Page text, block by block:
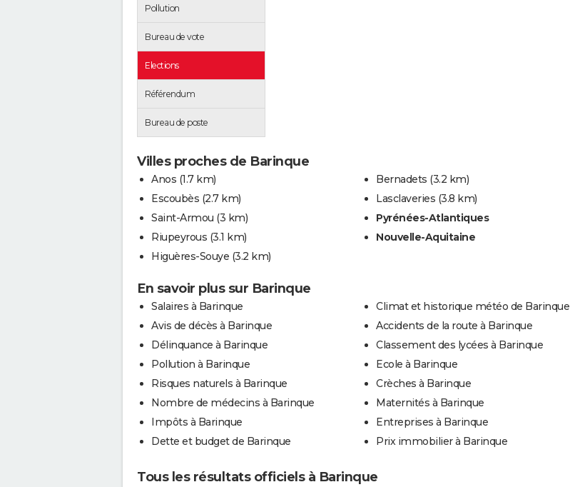
Pollution
Bureau de vote
Elections
Référendum
Bureau de poste
Villes proches de Barinque
Anos (1.7 km)
Escoubès (2.7 km)
Saint-Armou (3 km)
Riupeyrous (3.1 km)
Higuères-Souye (3.2 km)
Bernadets (3.2 km)
Lasclaveries (3.8 km)
Pyrénées-Atlantiques
Nouvelle-Aquitaine
En savoir plus sur Barinque
Salaires à Barinque
Avis de décès à Barinque
Délinquance à Barinque
Pollution à Barinque
Risques naturels à Barinque
Nombre de médecins à Barinque
Impôts à Barinque
Dette et budget de Barinque
Climat et historique météo de Barinque
Accidents de la route à Barinque
Classement des lycées à Barinque
Ecole à Barinque
Crèches à Barinque
Maternités à Barinque
Entreprises à Barinque
Prix immobilier à Barinque
Tous les résultats officiels à Barinque